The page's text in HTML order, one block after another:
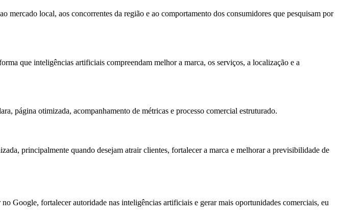
mercado local, aos concorrentes da região e ao comportamento dos consumidores que pesquisam por
que inteligências artificiais compreendam melhor a marca, os serviços, a localização e a
página otimizada, acompanhamento de métricas e processo comercial estruturado.
principalmente quando desejam atrair clientes, fortalecer a marca e melhorar a previsibilidade de
Google, fortalecer autoridade nas inteligências artificiais e gerar mais oportunidades comerciais, eu